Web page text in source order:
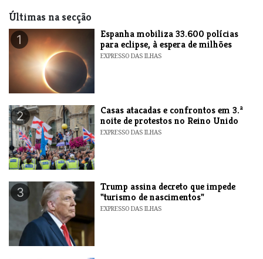
Últimas na secção
1
Espanha mobiliza 33.600 polícias
para eclipse, à espera de milhões
EXPRESSO DAS ILHAS
2
Casas atacadas e confrontos em 3.ª
noite de protestos no Reino Unido
EXPRESSO DAS ILHAS
3
Trump assina decreto que impede
"turismo de nascimentos"
EXPRESSO DAS ILHAS